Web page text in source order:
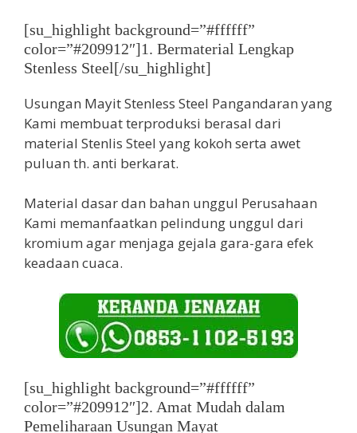
[su_highlight background=”#ffffff”
color=”#209912″]1. Bermaterial Lengkap
Stenless Steel[/su_highlight]
Usungan Mayit Stenless Steel Pangandaran yang
Kami membuat terproduksi berasal dari
material Stenlis Steel yang kokoh serta awet
puluan th. anti berkarat.
Material dasar dan bahan unggul Perusahaan
Kami memanfaatkan pelindung unggul dari
kromium agar menjaga gejala gara-gara efek
keadaan cuaca.
[su_highlight background=”#ffffff”
color=”#209912″]2. Amat Mudah dalam
Pemeliharaan Usungan Mayat